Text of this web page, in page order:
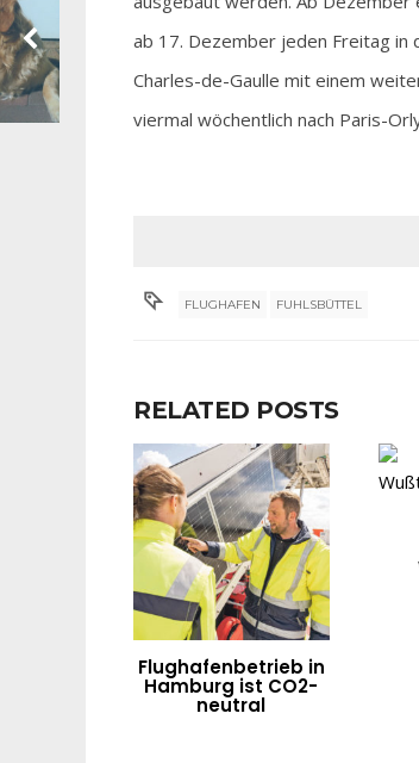
ab 17. Dezember jeden Freitag
Charles-de-Gaulle mit einem
viermal wöchentlich nach Paris-
FLUGHAFEN FUHLSBÜTTEL
RELATED POSTS
Flughafenbetrieb in
Hamburg ist CO2-
neutral